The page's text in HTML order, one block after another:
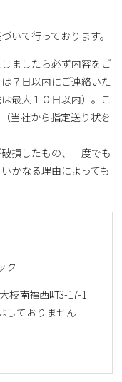
いて行っております。
ましたら必ず内容をご
７日以内にご連絡いた
最大１０日以内）。こ
当社から指定送り状を
損したもの、一度でも
かなる理由によっても
ク
枝南福西町3-17-1
しておりません